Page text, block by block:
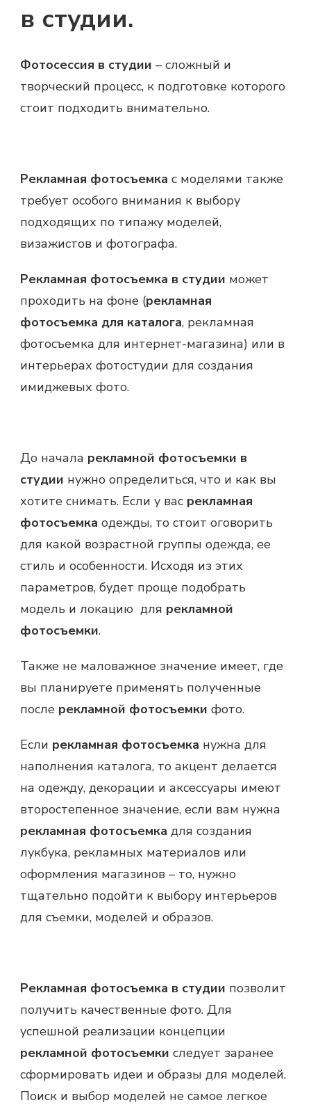
в студии.
Фотосессия в студии – сложный и
творческий процесс, к подготовке которого
стоит подходить внимательно.
Рекламная фотосъемка с моделями также
требует особого внимания к выбору
подходящих по типажу моделей,
визажистов и фотографа.
Рекламная фотосъемка в студии может
проходить на фоне (рекламная
фотосъемка для каталога, рекламная
фотосъемка для интернет-магазина) или в
интерьерах фотостудии для создания
имиджевых фото.
До начала рекламной фотосъемки в
студии нужно определиться, что и как вы
хотите снимать. Если у вас рекламная
фотосъемка одежды, то стоит оговорить
для какой возрастной группы одежда, ее
стиль и особенности. Исходя из этих
параметров, будет проще подобрать
модель и локацию для рекламной
фотосъемки.
Также не маловажное значение имеет, где
вы планируете применять полученные
после рекламной фотосъемки фото.
Если рекламная фотосъемка нужна для
наполнения каталога, то акцент делается
на одежду, декорации и аксессуары имеют
второстепенное значение, если вам нужна
рекламная фотосъемка для создания
лукбука, рекламных материалов или
оформления магазинов – то, нужно
тщательно подойти к выбору интерьеров
для съемки, моделей и образов.
Рекламная фотосъемка в студии позволит
получить качественные фото. Для
успешной реализации концепции
рекламной фотосъемки следует заранее
сформировать идеи и образы для моделей.
Поиск и выбор моделей не самое легкое